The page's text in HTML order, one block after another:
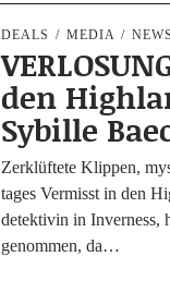
DEALS MEDIA NEWS
den
Sybille
Zer­klüf­te­te Klip­pen,
ta­ges Ver­misst in den
de­tek­ti­vin in Inver­ness,
genom­men, da…